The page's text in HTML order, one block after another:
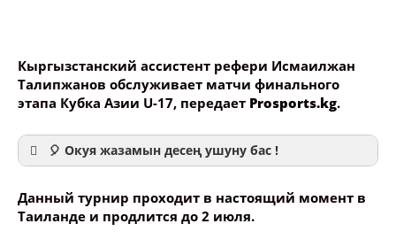
Кыргызстанский ассистент рефери Исмаилжан
Талипжанов обслуживает матчи финального
этапа Кубка Азии U-17, передает Prosports.kg.
🎈 Окуя жазамын десең ушуну бас !
Данный турнир проходит в настоящий момент в
Таиланде и продлится до 2 июля.